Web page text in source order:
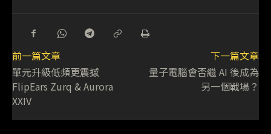
前一篇文章
單元升級低頻更震撼
FlipEars Zurq & Aurora
XXIV
下一篇文章
量子電腦會否繼 AI 後成為
另一個戰場？